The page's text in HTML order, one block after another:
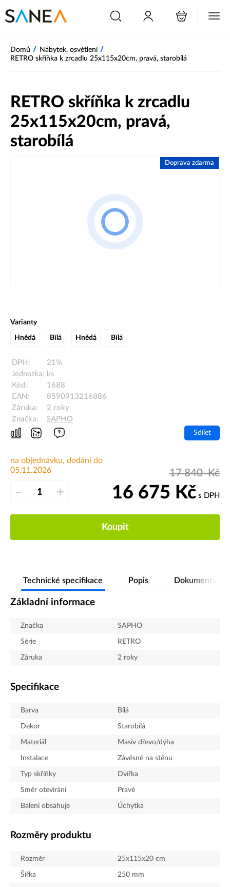
Domů / Nábytek, osvětlení /
RETRO skříňka k zrcadlu 25x115x20cm, pravá, starobílá
RETRO skříňka k zrcadlu
25x115x20cm, pravá,
starobílá
Doprava zdarma
Varianty
Hnědá Bílá Hnědá Bílá
DPH:
21%
Jednotka: ks
Kód:
1688
EAN:
8590913216886
Záruka:
2 roky
Značka:
SAPHO
Sdílet
na objednávku, dodání do
05.11.2026
– +
17 840Kč
16 675 Kč s DPH
Koupit
Technické specifikace Popis Dokumenty
Základní informace
Značka SAPHO
Série RETRO
Záruka 2 roky
Specifikace
Barva Bílá
Dekor Starobílá
Materiál Masiv dřevo/dýha
Instalace Závěsné na stěnu
Typ skříňky Dvířka
Směr otevírání Pravé
Balení obsahuje Úchytka
Rozměry produktu
Rozměr 25x115x20 cm
Šířka 250 mm